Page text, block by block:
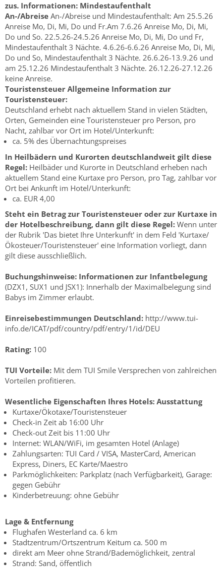
zus. Informationen: Mindestaufenthalt
An-/Abreise An-/Abreise und Mindestaufenthalt: Am 25.5.26
Anreise Mo, Di, Mi, Do und Fr.Am 7.6.26 Anreise Mo, Di, Mi,
Do und So. 22.5.26-24.5.26 Anreise Mo, Di, Mi, Do und Fr,
Mindestaufenthalt 3 Nächte. 4.6.26-6.6.26 Anreise Mo, Di, Mi,
Do und So, Mindestaufenthalt 3 Nächte. 26.6.26-13.9.26 und
am 25.12.26 Mindestaufenthalt 3 Nächte. 26.12.26-27.12.26
keine Anreise.
Touristensteuer Allgemeine Information zur
Touristensteuer:
Deutschland erhebt nach aktuellem Stand in vielen Städten,
Orten, Gemeinden eine Touristensteuer pro Person, pro
Nacht, zahlbar vor Ort im Hotel/Unterkunft:
ca. 5% des Übernachtungspreises
In Heilbädern und Kurorten deutschlandweit gilt diese
Regel: Heilbäder und Kurorte in Deutschland erheben nach
aktuellem Stand eine Kurtaxe pro Person, pro Tag, zahlbar vor
Ort bei Ankunft im Hotel/Unterkunft:
ca. EUR 4,00
Steht ein Betrag zur Touristensteuer oder zur Kurtaxe in
der Hotelbeschreibung, dann gilt diese Regel: Wenn unter
der Rubrik 'Das bietet Ihre Unterkunft' in dem Feld 'Kurtaxe/
Ökosteuer/Touristensteuer' eine Information vorliegt, dann
gilt diese ausschließlich.
Buchungshinweise: Informationen zur Infantbelegung
(DZX1, SUX1 und JSX1): Innerhalb der Maximalbelegung sind
Babys im Zimmer erlaubt.
Einreisebestimmungen Deutschland: http://www.tui-
info.de/ICAT/pdf/country/pdf/entry/1/id/DEU
Rating: 100
TUI Vorteile: Mit dem TUI Smile Versprechen von zahlreichen
Vorteilen profitieren.
Wesentliche Eigenschaften Ihres Hotels: Ausstattung
Kurtaxe/Ökotaxe/Touristensteuer
Check-in Zeit ab 16:00 Uhr
Check-out Zeit bis 11:00 Uhr
Internet: WLAN/WiFi, im gesamten Hotel (Anlage)
Zahlungsarten: TUI Card / VISA, MasterCard, American
Express, Diners, EC Karte/Maestro
Parkmöglichkeiten: Parkplatz (nach Verfügbarkeit), Garage:
gegen Gebühr
Kinderbetreuung: ohne Gebühr
Lage & Entfernung
Flughafen Westerland ca. 6 km
Stadtzentrum/Ortszentrum Keitum ca. 500 m
direkt am Meer ohne Strand/Bademöglichkeit, zentral
Strand: Sand, öffentlich